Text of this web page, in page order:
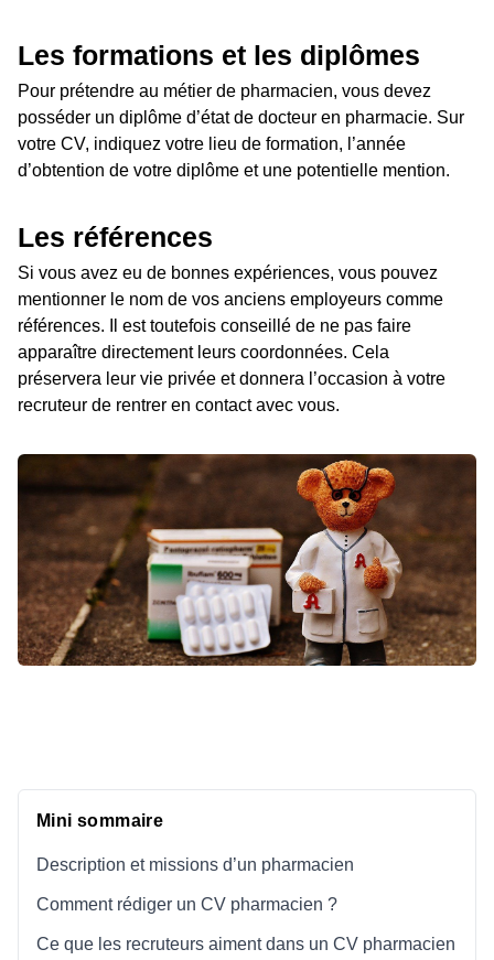
Les formations et les diplômes
Pour prétendre au métier de pharmacien, vous devez
posséder un diplôme d’état de docteur en pharmacie. Sur
votre CV, indiquez votre lieu de formation, l’année
d’obtention de votre diplôme et une potentielle mention.
Les références
Si vous avez eu de bonnes expériences, vous pouvez
mentionner le nom de vos anciens employeurs comme
références. Il est toutefois conseillé de ne pas faire
apparaître directement leurs coordonnées. Cela
préservera leur vie privée et donnera l’occasion à votre
recruteur de rentrer en contact avec vous.
Mini sommaire
Description et missions d’un pharmacien
Comment rédiger un CV pharmacien ?
Ce que les recruteurs aiment dans un CV pharmacien